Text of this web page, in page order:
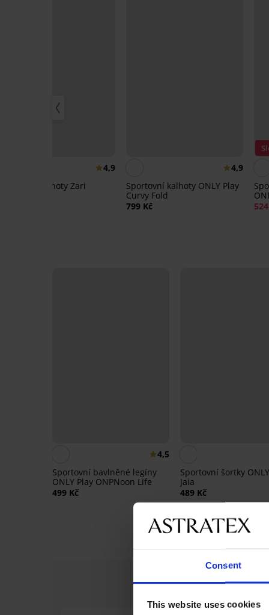
Consent
This website uses cookies
4,9
kalhoty Zari
4,9
Sportovní kalhoty ONLY Play
Curvy Fold
799 Kč
4,5
Sportovní bavlněné legíny
ONLY Play ONPNoon Life
499 Kč
Sportovní šortky
Jaia
489 Kč